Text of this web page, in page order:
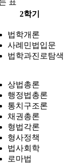
표
2학기
법학개론
사례민법입문
법학과진로탐색
상법총론
행정법총론
통치구조론
채권총론
형법각론
형사정책
법사회학
로마법